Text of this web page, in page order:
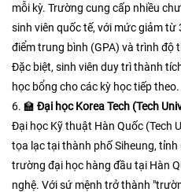
mỗi kỳ. Trường cung cấp nhiều
sinh viên quốc tế, với mức giảm từ
điểm trung bình (GPA) và trình độ
Đặc biệt, sinh viên duy trì thành
học bổng cho các kỳ học tiếp theo.
6. 🏫 Đại học Korea Tech (Tech
Đại học Kỹ thuật Hàn Quốc (Tech
tọa lạc tại thành phố Siheung,
trường đại học hàng đầu tại Hàn
nghệ. Với sứ mệnh trở thành